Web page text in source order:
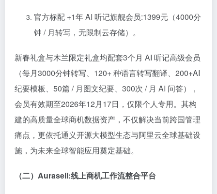
官方标配 +1年 AI 听记旗舰会员:1399元（4000分
钟 / 月转写，无限制云存储）。
新春礼盒与木兰限定礼盒均配套3个月 AI 听记高级会员
（每月3000分钟转写、120+ 种语言转写翻译、200+AI
纪要模板、50篇 / 月图文纪要、300次 / 月 AI 问答），
会员有效期至2026年12月17日，仅限个人专用。其构
建的高质量全球商机数据资产，不仅解决当前跨国管理
痛点，更依托通义开源大模型生态与阿里云全球基础设
施，为未来全球智能应用奠定基础。
（二）Aurasell:线上商机工作流整合平台